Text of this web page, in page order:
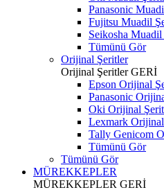
Panasonic
Fujitsu Muadil
Seikosha
Tümünü Gör
Orijinal Şeritler
Orijinal ŞeritlerGERİ
Epson Orijinal
Panasonic
Oki Orijinal
Lexmark
Tally Genicom
Tümünü Gör
Tümünü Gör
MÜREKKEPLER
MÜREKKEPLER GERİ